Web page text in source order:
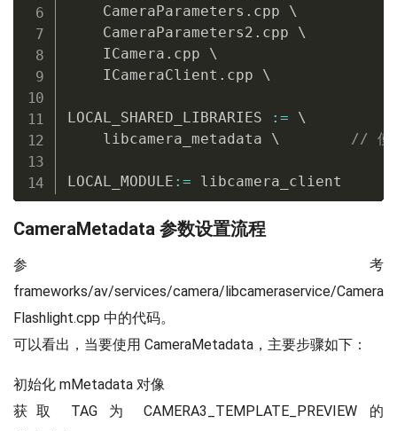
                e
->data. offset
}
++e
}
}
// Shift entry array
    dst
->entry_count -= ;
assert (
OK ;
update_camera_metadata_entry
        camera_metadata_entry_t
    size_t data_bytes
=
    CameraParameters
. cpp \
    CameraParameters2
. cpp \
    ICamera
. cpp \
    ICameraClient
. cpp \
LOCAL_SHARED_LIBRARIES : = \
    libcamera_metadata \
// 使
LOCAL_MODULE : = libcamera_client
CameraMetadata 参数设置流程
参考
frameworks/av/services/camera/libcameraservice/Camera
Flashlight.cpp 中的代码。
可以看出，当要使用 CameraMetadata，主要步骤如下：
初始化 mMetadata 对像
获取 TAG 为 CAMERA3_TEMPLATE_PREVIEW 的